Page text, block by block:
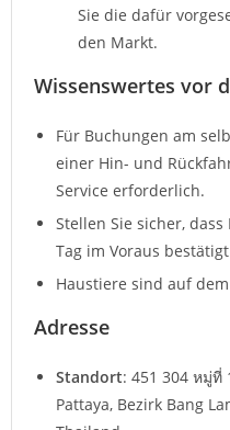
Sie die dafür
den Markt.
Wissenswertes vor
Für Buchungen am
einer Hin- und
Service erforderlich.
Stellen Sie sicher,
Tag im Voraus
Haustiere sind auf
Adresse
Standort: 451 304 หมู่ที่
Pattaya, Bezirk Bang